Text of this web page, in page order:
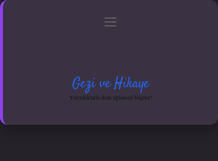
Gizlilik Politikası
menüyü
Gezi ve Hikaye
Yolculuklarla dolu eğlenceli bilgiler!